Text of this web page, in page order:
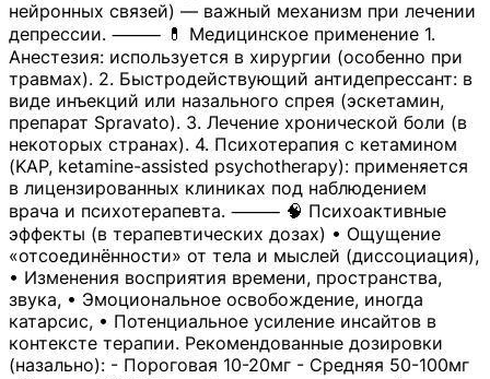
нейронных связей) — важный механизм при лечении
депрессии. ⸻ 💊 Медицинское применение 1.
Анестезия: используется в хирургии (особенно при
травмах). 2. Быстродействующий антидепрессант: в
виде инъекций или назального спрея (эскетамин,
препарат Spravato). 3. Лечение хронической боли (в
некоторых странах). 4. Психотерапия с кетамином
(KAP, ketamine-assisted psychotherapy): применяется
в лицензированных клиниках под наблюдением
врача и психотерапевта. ⸻ 🧠 Психоактивные
эффекты (в терапевтических дозах) • Ощущение
«отсоединённости» от тела и мыслей (диссоциация),
• Изменения восприятия времени, пространства,
звука, • Эмоциональное освобождение, иногда
катарсис, • Потенциальное усиление инсайтов в
контексте терапии. Рекомендованные дозировки
(назально): - Пороговая 10-20мг - Средняя 50-100мг